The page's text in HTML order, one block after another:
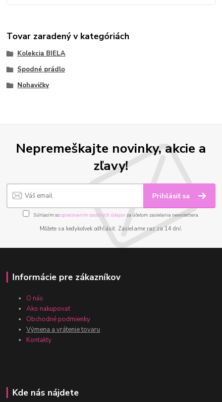
Tovar zaradený v kategóriách
Kolekcia BIELA
Spodné prádlo
Nohavičky
Nepremeškajte novinky, akcie a
zľavy!
Prihlásiť sa
Súhlasím sospracovaním osobných údajov za účelom zasielania newslettera.
Môžete sa kedykoľvek odhlásiť. Zasielame raz za 14 dní.
Informácie pre zákazníkov
O nás
Ako nakupovať
Obchodné podmienky
Výmena a vrátenie tovaru
Kontakty
Kde nás nájdete